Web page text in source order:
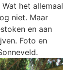
het allemaal
niet. Maar
en aan
Foto en